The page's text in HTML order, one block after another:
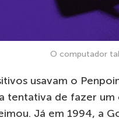
O computador
usavam o
tentativa de fazer
Já em 1994, a